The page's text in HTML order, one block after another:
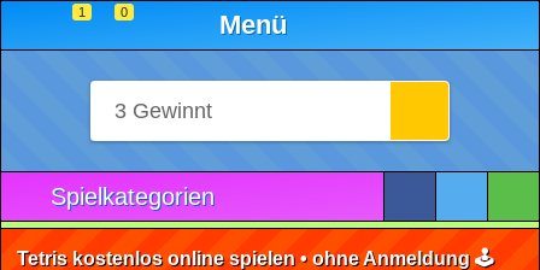
1 0 Menü
Spielkategorien
Tetris kostenlos online spielen • ohne Anmeldung 🕹️